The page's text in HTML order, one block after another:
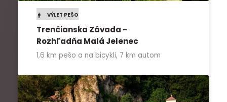
VÝLET PEŠO
Trenčianska Závada -
Rozhľadňa Malá Jelenec
1,6 km pešo a na bicykli, 7 km autom